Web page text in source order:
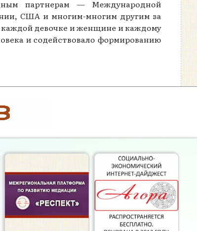
партнерам — Международной
США и многим-многим другим за
девочке и женщине и каждому
и содействовало формированию